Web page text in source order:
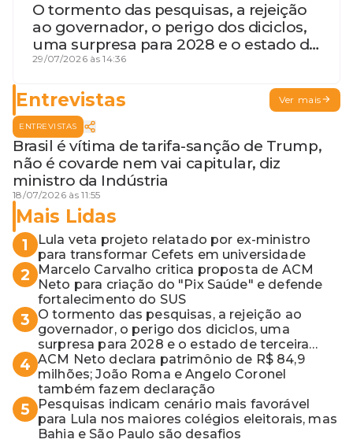
O tormento das pesquisas, a rejeição
ao governador, o perigo dos diciclos,
uma surpresa para 2028 e o estado de
terceira guerra mundial
29/07/2026 às 14:36
Entrevistas Ver mais
ENTREVISTAS
Brasil é vítima de tarifa-sanção de Trump,
não é covarde nem vai capitular, diz
ministro da Indústria
18/07/2026 às 11:55
Mais Lidas
1
Lula veta projeto relatado por ex-ministro
para transformar Cefets em universidade
2
Marcelo Carvalho critica proposta de ACM
Neto para criação do "Pix Saúde" e defende
fortalecimento do SUS
3
O tormento das pesquisas, a rejeição ao
governador, o perigo dos diciclos, uma
surpresa para 2028 e o estado de terceira
guerra mundial
4 ACM Neto declara patrimônio de R$ 84,9
milhões; João Roma e Angelo Coronel
também fazem declaração
5
Pesquisas indicam cenário mais favorável
para Lula nos maiores colégios eleitorais, mas
Bahia e São Paulo são desafios